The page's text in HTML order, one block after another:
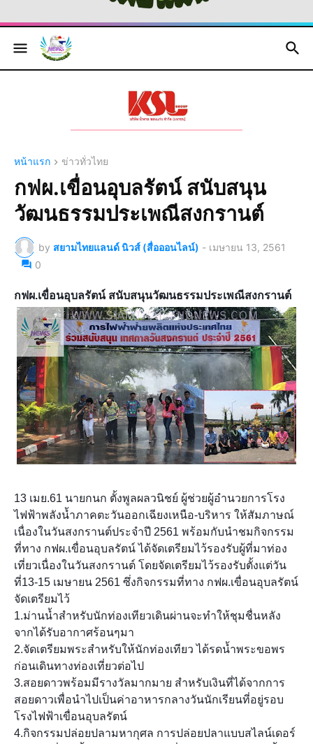
หน้าแรก ข่าวทั่วไทย
กฟผ.เขื่อนอุบลรัตน์ สนับสนุน
วัฒนธรรมประเพณีสงกรานต์
by สยามไทยแลนด์ นิวส์ (สื่อออนไลน์) - เมษายน 13, 2561
0
กฟผ.เขื่อนอุบลรัตน์ สนับสนุนวัฒนธรรมประเพณีสงกรานต์
13 เมย.61 นายกนก ตั้งพูลผลวนิชย์ ผู้ช่วยผู้อำนวยการโรง
ไฟฟ้าพลังน้ำภาคตะวันออกเฉียงเหนือ-บริหาร ให้สัมภาษณ์
เนื่องในวันสงกรานต์ประจำปี 2561 พร้อมกับนำชมกิจกรรม
ที่ทาง กฟผ.เขื่อนอุบลรัตน์ ได้จัดเตรียมไว้รองรับผู้ที่มาท่อง
เที่ยวเนื่องในวันสงกรานต์ โดยจัดเตรียมไว้รองรับตั้งแต่วัน
ที่13-15 เมษายน 2561 ซึ่งกิจกรรมที่ทาง กฟผ.เขื่อนอุบลรัตน์
จัดเตรียมไว้
1.ม่านน้ำสำหรับนักท่องเทียวเดินผ่านจะทำให้ชุมชื่นหลัง
จากได้รับอากาศร้อนๆมา
2.จัดเตรียมพระสำหรับให้นักท่องเทียว ได้รดน้ำพระขอพร
ก่อนเดินทางท่องเที่ยวต่อไป
3.สอยดาวพร้อมมีรางวัลมากมาย สำหรับเงินที่ได้จากการ
สอยดาวเพื่อนำไปเป็นค่าอาหารกลางวันนักเรียนที่อยู่รอบ
โรงไฟฟ้าเขื่อนอุบลรัตน์
4.กิจกรรมปล่อยปลามหากุศล การปล่อยปลาแบบสไลน์เดอร์